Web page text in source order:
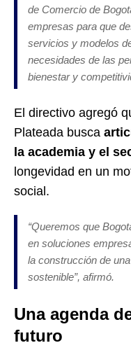
de Comercio de
empresas para que
servicios y modelos
necesidades de las
bienestar y
El directivo agregó
Plateada busca
la academia y el
longevidad en un
social.
“Queremos que
en soluciones
la construcción de
sostenible”, afirmó.
Una agenda
futuro